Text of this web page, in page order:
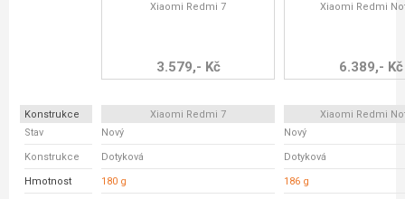
Xiaomi Redmi 7
3.579,- Kč
Xiaomi Redmi
6.389,- Kč
Konstrukce Xiaomi Redmi 7
Xiaomi Redmi
Stav
Nový Nový
Konstrukce Dotyková Dotyková
Hmotnost 180 g 186 g